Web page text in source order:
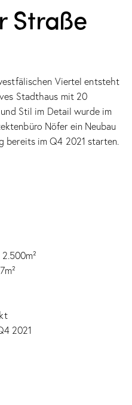
Straße
Viertel entsteht
Stadthaus mit 20
Stil im Detail wurde im
Nöfer ein Neubau
bereits im Q4 2021 starten.
2021